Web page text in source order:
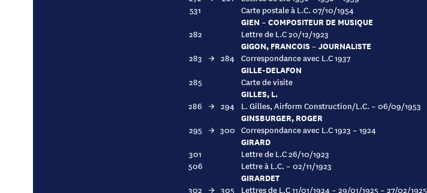
531
Carte postale à L.C. 07/10/1954
GIEN – COMPOSITEUR DE MUSIQUE
282 Lettre de L.C 20/12/1923
GIGON, FRANCOIS – JOURNALISTE
283 → 284 Correspondance avec L.C 1937
GILLE-DELAFON
285 Carte de visite
GILLES, L.
286 → 294 L. Gilles, Airform Construction/L.C. – 06/09/1953
GINSBURGER, ROGER
295 → 300 Correspondance avec L.C 1923 – 1924
GIRARD
301
Lettre de L.C 26/10/1923
506
Lettre à L.C. – 02/11/1923
GIRARDET
302 → 305
Lettres de L.C 11/01/1924 – 29/01/1925 – 27/02/1925